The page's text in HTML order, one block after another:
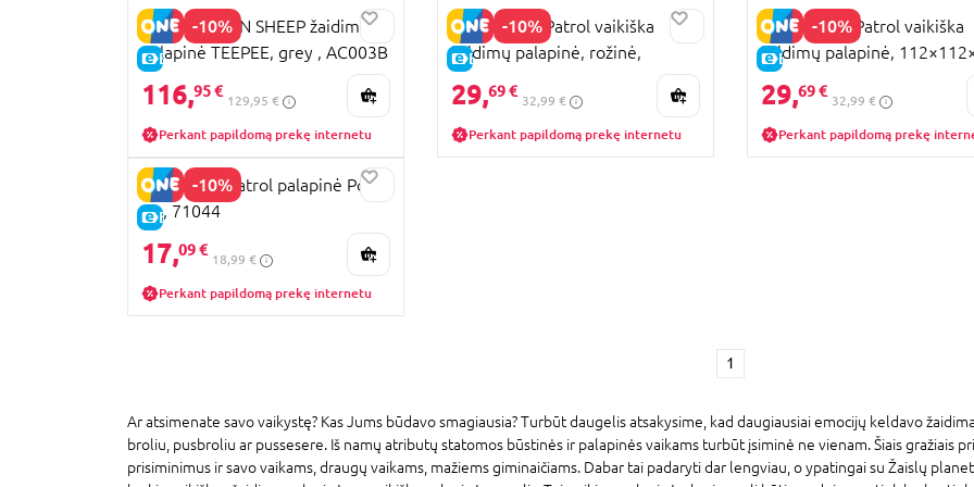
-10%
E-KAINA
LITTLE GREEN SHEEP žaidimų
palapinė TEEPEE, grey , AC003B
116,95 €
129,95 €
Perkant papildomą prekę internetu
-10%
E-KAINA
STAMP Paw Patrol vaikiška
žaidimų palapinė, rožinė,
112×112×94 cm, PG340694
29,69 €
32,99 €
Perkant papildomą prekę internetu
-10%
E-KAINA
STAMP Paw Patrol vaikiška
žaidimų palapinė,
cm, PA450694
29,69 €
32,99 €
Perkant papildomą prekę
-10%
E-KAINA
JOHN Paw Patrol palapinė Pop
Up, 71044
17,09 €
18,99 €
Perkant papildomą prekę internetu
1
Ar atsimenate savo vaikystę? Kas Jums būdavo smagiausia? Turbūt daugelis atsakysime, kad daugiausiai emocijų keldavo
broliu, pusbroliu ar pussesere. Iš namų atributų statomos būstinės ir palapinės vaikams turbūt įsiminė ne vienam. Šiais gražiais
prisiminimus ir savo vaikams, draugų vaikams, mažiems giminaičiams. Dabar tai padaryti dar lengviau, o ypatingai su Žaislų